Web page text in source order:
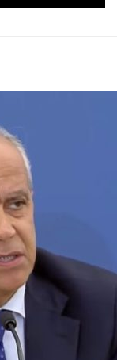
i
per